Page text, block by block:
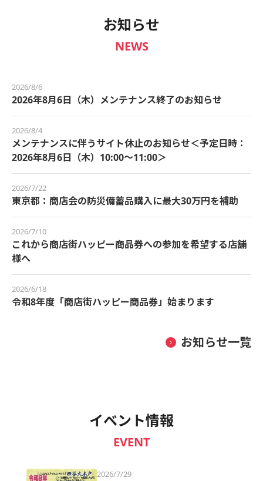
お知らせ
NEWS
2026/8/6
2026年8月6日（木）メンテナンス終了のお知らせ
2026/8/4
メンテナンスに伴うサイト休止のお知らせ＜予定日時：
2026年8月6日（木）10:00～11:00＞
2026/7/22
東京都：商店会の防災備蓄品購入に最大30万円を補助
2026/7/10
これから商店街ハッピー商品券への参加を希望する店舗
様へ
2026/6/18
令和8年度「商店街ハッピー商品券」始まります
お知らせ一覧
イベント情報
EVENT
2026/7/29